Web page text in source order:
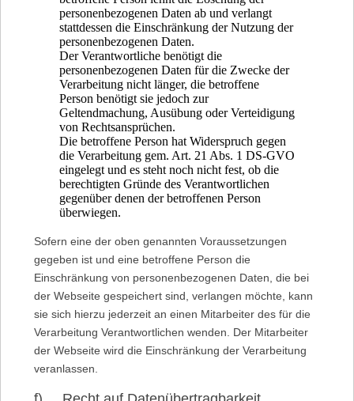
personenbezogenen Daten ab und verlangt
stattdessen die Einschränkung der Nutzung der
personenbezogenen Daten.
Der Verantwortliche benötigt die
personenbezogenen Daten für die Zwecke der
Verarbeitung nicht länger, die betroffene
Person benötigt sie jedoch zur
Geltendmachung, Ausübung oder Verteidigung
von Rechtsansprüchen.
Die betroffene Person hat Widerspruch gegen
die Verarbeitung gem. Art. 21 Abs. 1 DS-GVO
eingelegt und es steht noch nicht fest, ob die
berechtigten Gründe des Verantwortlichen
gegenüber denen der betroffenen Person
überwiegen.
Sofern eine der oben genannten Voraussetzungen
gegeben ist und eine betroffene Person die
Einschränkung von personenbezogenen Daten, die bei
der Webseite gespeichert sind, verlangen möchte, kann
sie sich hierzu jederzeit an einen Mitarbeiter des für die
Verarbeitung Verantwortlichen wenden. Der Mitarbeiter
der Webseite wird die Einschränkung der Verarbeitung
veranlassen.